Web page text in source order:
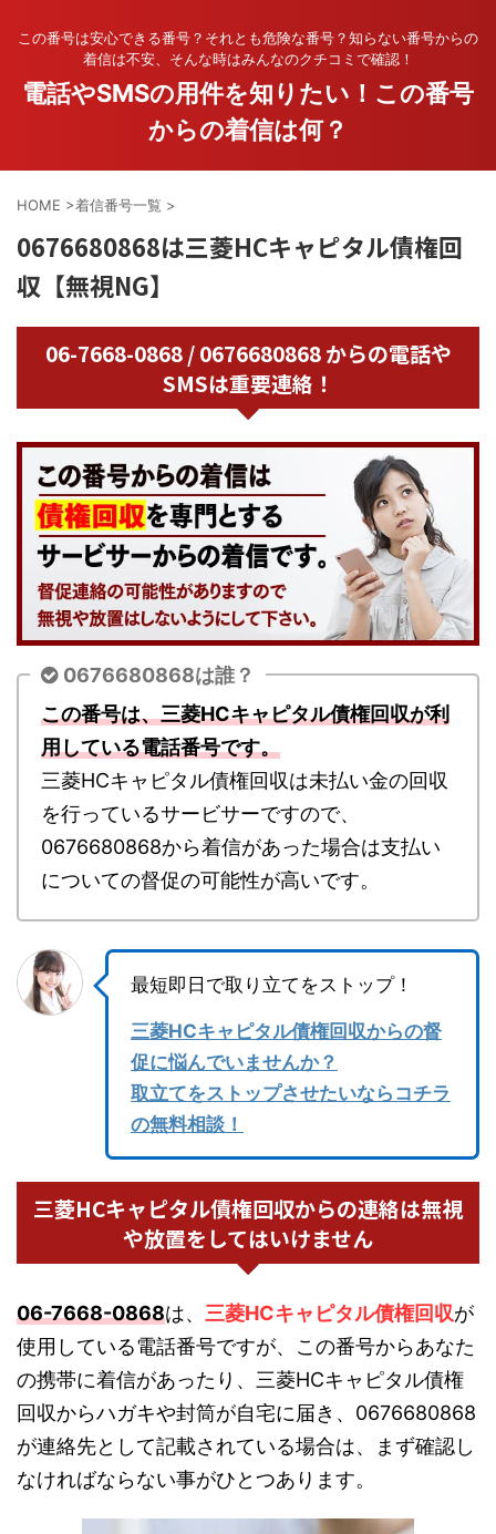
この番号は安心できる番号？それとも危険な番号？知らない番号からの
着信は不安、そんな時はみんなのクチコミで確認！
電話やSMSの用件を知りたい！この番号
からの着信は何？
HOME >着信番号一覧 >
0676680868は三菱HCキャピタル債権回
収【無視NG】
06-7668-0868 / 0676680868 からの電話や
SMSは重要連絡！
0676680868は誰？
この番号は、三菱HCキャピタル債権回収が利
用している電話番号です。
三菱HCキャピタル債権回収は未払い金の回収
を行っているサービサーですので、
0676680868から着信があった場合は支払い
についての督促の可能性が高いです。
最短即日で取り立てをストップ！
三菱HCキャピタル債権回収からの督
促に悩んでいませんか？
取立てをストップさせたいならコチラ
の無料相談！
三菱HCキャピタル債権回収からの連絡は無視
や放置をしてはいけません
06-7668-0868は、 三菱HCキャピタル債権回収が
使用している電話番号ですが、この番号からあなた
の携帯に着信があったり、三菱HCキャピタル債権
回収からハガキや封筒が自宅に届き、0676680868
が連絡先として記載されている場合は、まず確認し
なければならない事がひとつあります。